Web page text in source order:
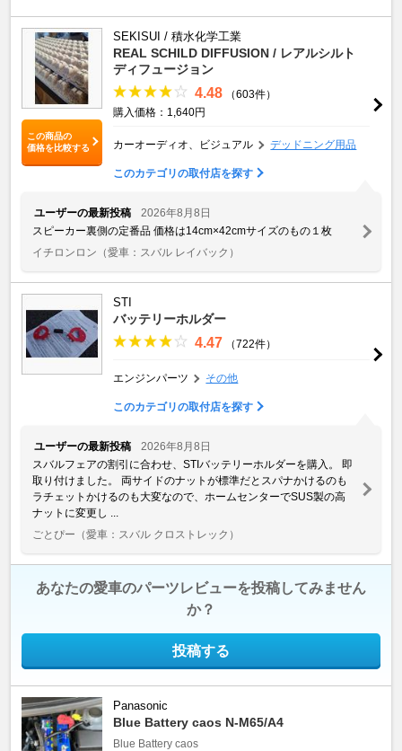
この商品の
価格を比較する
SEKISUI / 積水化学工業
REAL SCHILD DIFFUSION / レアルシルト
ディフュージョン
4.48
（603件）
購入価格：1,640円
カーオーディオ、ビジュアル デッドニング用品
このカテゴリの取付店を探す
ユーザーの最新投稿
2026年8月8日
スピーカー裏側の定番品 価格は14cm×42cmサイズのもの１枚
イチロンロン （愛車：スバル レイバック）
STI
バッテリーホルダー
4.47 （722件）
エンジンパーツ その他
このカテゴリの取付店を探す
ユーザーの最新投稿
2026年8月8日
スバルフェアの割引に合わせ、STIバッテリーホルダーを購入。 即
取り付けました。 両サイドのナットが標準だとスパナかけるのも
ラチェットかけるのも大変なので、ホームセンターでSUS製の高
ナットに変更し ...
ごとぴー （愛車：スバル クロストレック）
あなたの愛車のパーツレビューを投稿してみません
か？
投稿する
Panasonic
Blue Battery caos N-M65/A4
Blue Battery caos